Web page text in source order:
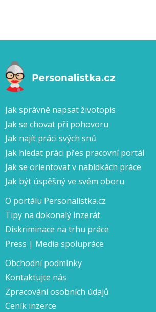
Jak správně napsat životopis
Jak se chovat při pohovoru
Jak najít práci svých snů
Jak hledat práci přes pracovní portál
Jak se orientovat v nabídkách práce
Jak být úspěšný ve svém oboru
O portálu Personalistka.cz
Tipy na dokonalý inzerát
Diskriminace na trhu práce
Press | Media spolupráce
Obchodní podmínky
Kontaktujte nás
Zpracování osobních údajů
Ceník inzerce